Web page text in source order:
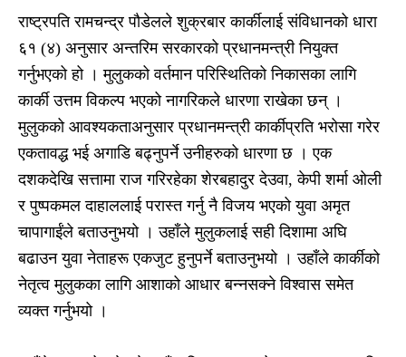
राष्ट्रपति रामचन्द्र पौडेलले शुक्रबार कार्कीलाई संविधानको धारा
६१ (४) अनुसार अन्तरिम सरकारको प्रधानमन्त्री नियुक्त
गर्नुभएको हो । मुलुकको वर्तमान परिस्थितिको निकासका लागि
कार्की उत्तम विकल्प भएको नागरिकले धारणा राखेका छन् ।
मुलुकको आवश्यकताअनुसार प्रधानमन्त्री कार्कीप्रति भरोसा गरेर
एकतावद्ध भई अगाडि बढ्नुपर्ने उनीहरुको धारणा छ । एक
दशकदेखि सत्तामा राज गरिरहेका शेरबहादुर देउवा, केपी शर्मा ओली
र पुष्पकमल दाहाललाई परास्त गर्नु नै विजय भएको युवा अमृत
चापागाईंले बताउनुभयो । उहाँले मुलुकलाई सही दिशामा अघि
बढाउन युवा नेताहरू एकजुट हुनुपर्ने बताउनुभयो । उहाँले कार्कीको
नेतृत्व मुलुकका लागि आशाको आधार बन्नसक्ने विश्वास समेत
व्यक्त गर्नुभयो ।